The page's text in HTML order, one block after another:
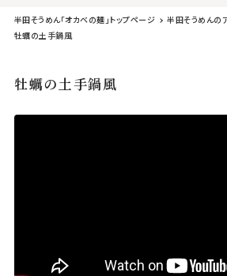
半田そうめん「オカベの麺」トップページ
半田そうめんの
牡蠣の土手鍋風
牡蠣の土手鍋風